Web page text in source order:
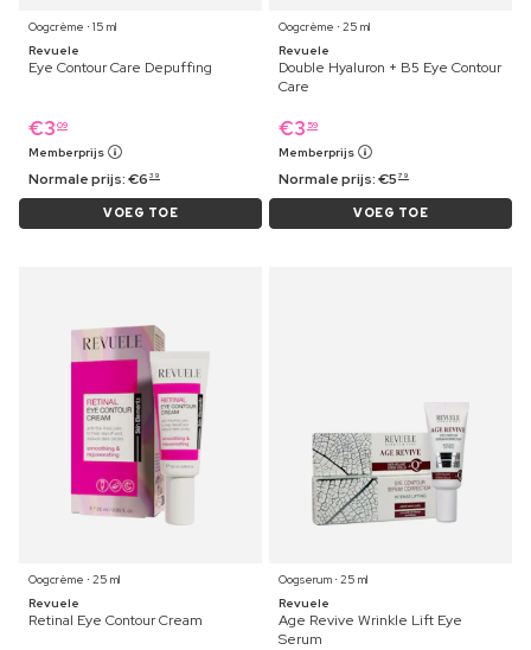
Oogcrème ⋅ 15 ml
Revuele
Eye Contour Care Depuffing
€3 09
Memberprijs
Normale prijs:€6 39
VOEG TOE
Oogcrème ⋅ 25 ml
Revuele
Double Hyaluron + B5 Eye Contour
Care
€3 59
Memberprijs
Normale prijs:€5 79
VOEG TOE
Oogcrème ⋅ 25 ml
Revuele
Retinal Eye Contour Cream
Oogserum ⋅ 25 ml
Revuele
Age Revive Wrinkle Lift Eye
Serum